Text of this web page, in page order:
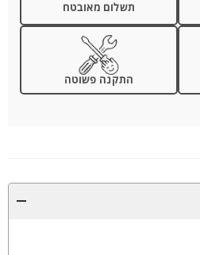
תשלום מאובטח
התקנה פשוטה